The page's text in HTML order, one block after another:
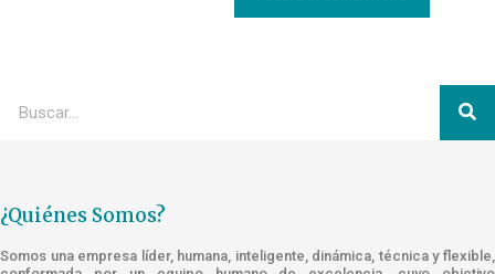
¿Quiénes Somos?
Somos una empresa líder, humana, inteligente, dinámica, técnica y flexible,